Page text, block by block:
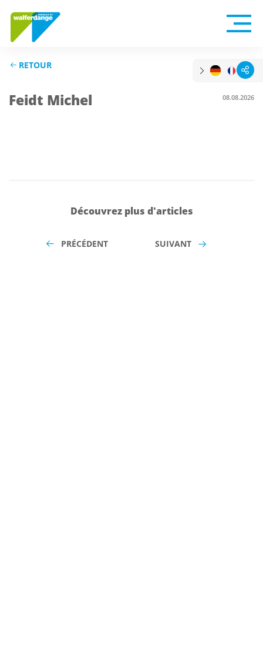
RETOUR
Feidt Michel 08.08.2026
Découvrez plus d'articles
PRÉCÉDENT SUIVANT